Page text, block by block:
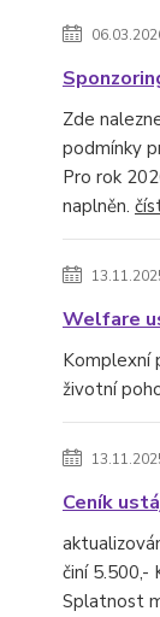
Zde
podmínky
Pro rok
naplněn.
Welfare
Komplexní
životní
Ceník
činí 5.500,-
Splatnost